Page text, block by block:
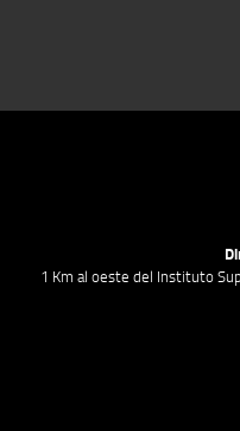
1 Km al oeste del Instituto